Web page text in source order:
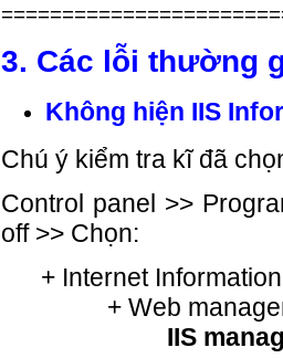
3. Các lỗi thường
Không hiện IIS
Chú ý kiểm tra kĩ đã
Control panel >>
off >> Chọn:
+ Internet
+ Web
IIS